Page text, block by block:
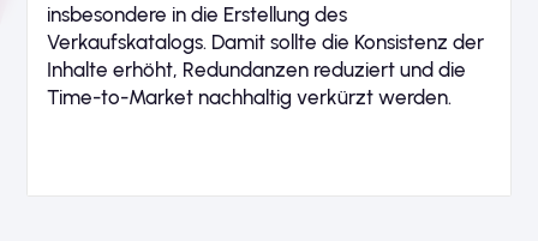
insbesondere in die Erstellung des
Verkaufskatalogs. Damit sollte die Konsistenz der
Inhalte erhöht, Redundanzen reduziert und die
Time-to-Market nachhaltig verkürzt werden.